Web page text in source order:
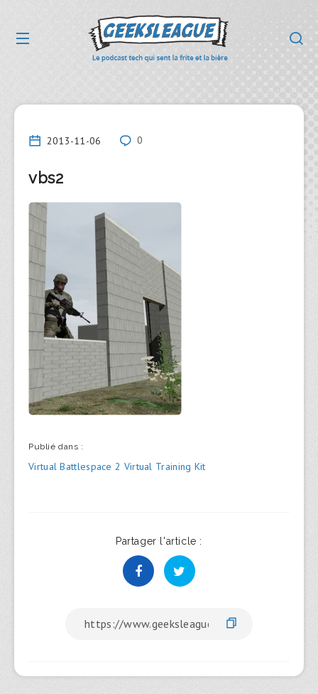
2013-11-06 0
vbs2
Publié dans :
Navigation
Virtual Battlespace 2 Virtual Training Kit
Partager l'article :